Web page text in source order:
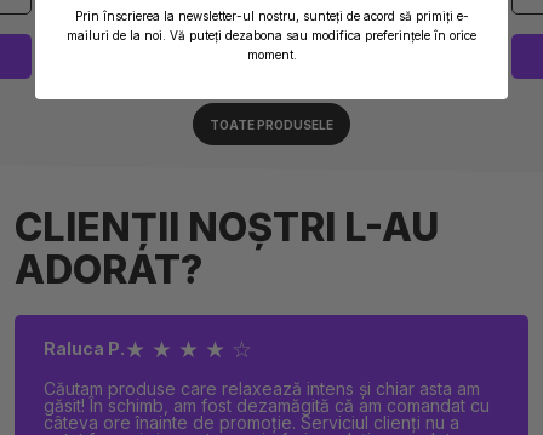
TOATE PRODUSELE
CLIENȚII NOȘTRI L-AU
ADORAT?
Raluca P.★ ★ ★ ★ ☆
Căutam produse care relaxează intens și chiar asta am
găsit! În schimb, am fost dezamăgită că am comandat cu
câteva ore înainte de promoție. Serviciul clienți nu a
Prin înscrierea la newsletter-ul nostru, sunteți de acord să primiți e-
mailuri de la noi. Vă puteți dezabona sau modifica preferințele în orice
moment.